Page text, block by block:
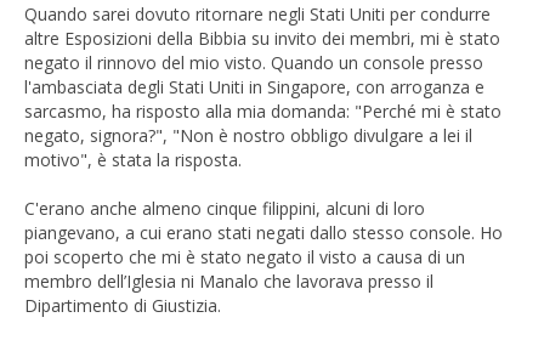
Quando sarei dovuto ritornare negli Stati Uniti per condurre
altre Esposizioni della Bibbia su invito dei membri, mi è stato
negato il rinnovo del mio visto. Quando un console presso
l'ambasciata degli Stati Uniti in Singapore, con arroganza e
sarcasmo, ha risposto alla mia domanda: "Perché mi è stato
negato, signora?", "Non è nostro obbligo divulgare a lei il
motivo", è stata la risposta.
C'erano anche almeno cinque filippini, alcuni di loro
piangevano, a cui erano stati negati dallo stesso console. Ho
poi scoperto che mi è stato negato il visto a causa di un
membro dell’Iglesia ni Manalo che lavorava presso il
Dipartimento di Giustizia.